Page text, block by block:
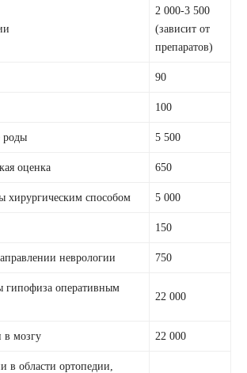
2 000-3 500
(зависит от
препаратов)
90
100
роды 5 500
оценка 650
хирургическим способом 5 000
150
неврологии 750
гипофиза оперативным
22 000
в мозгу 22 000
в области ортопедии,